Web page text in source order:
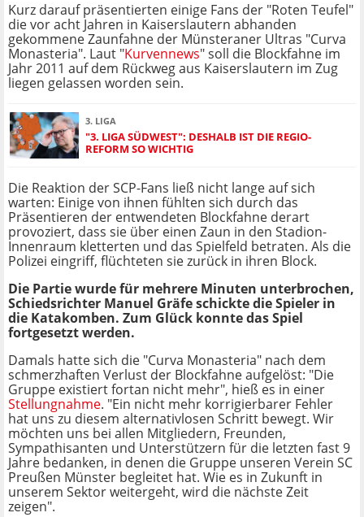
Kurz darauf präsentierten einige Fans der "Roten Teufel"
die vor acht Jahren in Kaiserslautern abhanden
gekommene Zaunfahne der Münsteraner Ultras "Curva
Monasteria". Laut "Kurvennews" soll die Blockfahne im
Jahr 2011 auf dem Rückweg aus Kaiserslautern im Zug
liegen gelassen worden sein.
3. LIGA
"3. LIGA SÜDWEST": DESHALB IST DIE REGIO-
REFORM SO WICHTIG
Die Reaktion der SCP-Fans ließ nicht lange auf sich
warten: Einige von ihnen fühlten sich durch das
Präsentieren der entwendeten Blockfahne derart
provoziert, dass sie über einen Zaun in den Stadion-
Innenraum kletterten und das Spielfeld betraten. Als die
Polizei eingriff, flüchteten sie zurück in ihren Block.
Die Partie wurde für mehrere Minuten unterbrochen,
Schiedsrichter Manuel Gräfe schickte die Spieler in
die Katakomben. Zum Glück konnte das Spiel
fortgesetzt werden.
Damals hatte sich die "Curva Monasteria" nach dem
schmerzhaften Verlust der Blockfahne aufgelöst: "Die
Gruppe existiert fortan nicht mehr", hieß es in einer
Stellungnahme. "Ein nicht mehr korrigierbarer Fehler
hat uns zu diesem alternativlosen Schritt bewegt. Wir
möchten uns bei allen Mitgliedern, Freunden,
Sympathisanten und Unterstützern für die letzten fast 9
Jahre bedanken, in denen die Gruppe unseren Verein SC
Preußen Münster begleitet hat. Wie es in Zukunft in
unserem Sektor weitergeht, wird die nächste Zeit
zeigen".